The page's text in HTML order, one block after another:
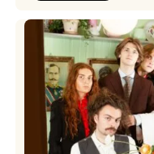
Olaug
Nilssen